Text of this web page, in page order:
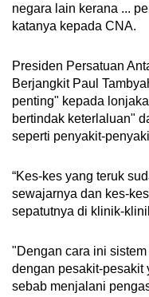
negara lain kerana ...
katanya kepada CNA.
Presiden Persatuan
Berjangkit Paul
penting" kepada
bertindak keterlaluan"
seperti penyakit-
“Kes-kes yang teruk
sewajarnya dan kes-
sepatutnya di klinik-
"Dengan cara ini
dengan pesakit-pesakit
sebab menjalani